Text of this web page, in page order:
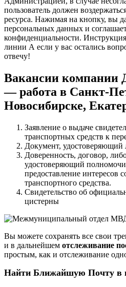
пользователь должен
ресурса. Нажимая на кнопку, вы
персональных данных и
конфиденциальности.
линии А если у вас остались
отвечу!
Вакансии компании
— работа в Санкт-
Новосибирске,
Заявление о выдаче
транспортных средств к
Документ, удостоверяющий
Доверенность, договор,
удостоверяющий
предоставление интересов
транспортного средства.
Свидетельство об
цистерны
Вы можете сохранять все свои
и в дальнейшем отслеживание
простым, как и отслеживание
Найти Ближайшую Почту в